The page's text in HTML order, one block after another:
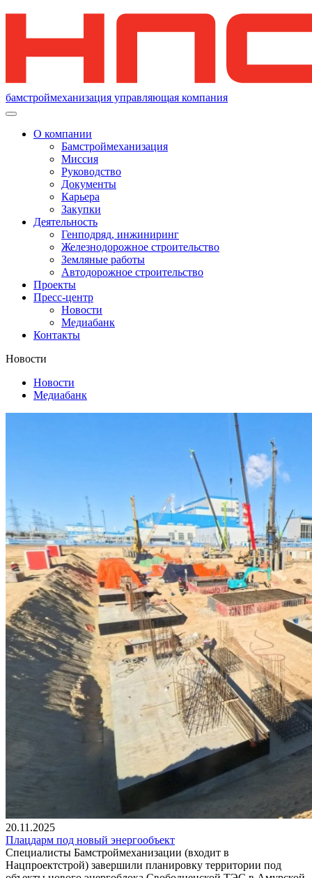
бамстроймеханизация управляющая компания
О компании
Бамстроймеханизация
Миссия
Руководство
Документы
Карьера
Закупки
Деятельность
Генподряд, инжиниринг
Железнодорожное строительство
Земляные работы
Автодорожное строительство
Проекты
Пресс-центр
Новости
Медиабанк
Контакты
Новости
Новости
Медиабанк
20.11.2025
Плацдарм под новый энергообъект
Специалисты Бамстроймеханизации (входит в
Нацпроектстрой) завершили планировку территории под